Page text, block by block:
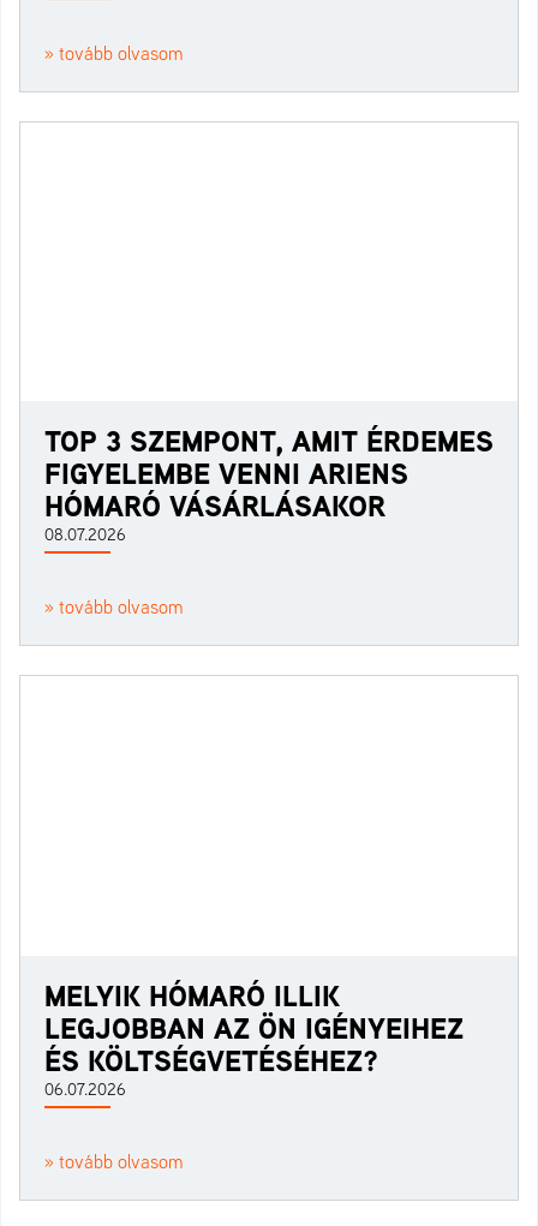
» tovább olvasom
TOP 3 SZEMPONT, AMIT ÉRDEMES
FIGYELEMBE VENNI ARIENS
HÓMARÓ VÁSÁRLÁSAKOR
08.07.2026
» tovább olvasom
MELYIK HÓMARÓ ILLIK
LEGJOBBAN AZ ÖN IGÉNYEIHEZ
ÉS KÖLTSÉGVETÉSÉHEZ?
06.07.2026
» tovább olvasom